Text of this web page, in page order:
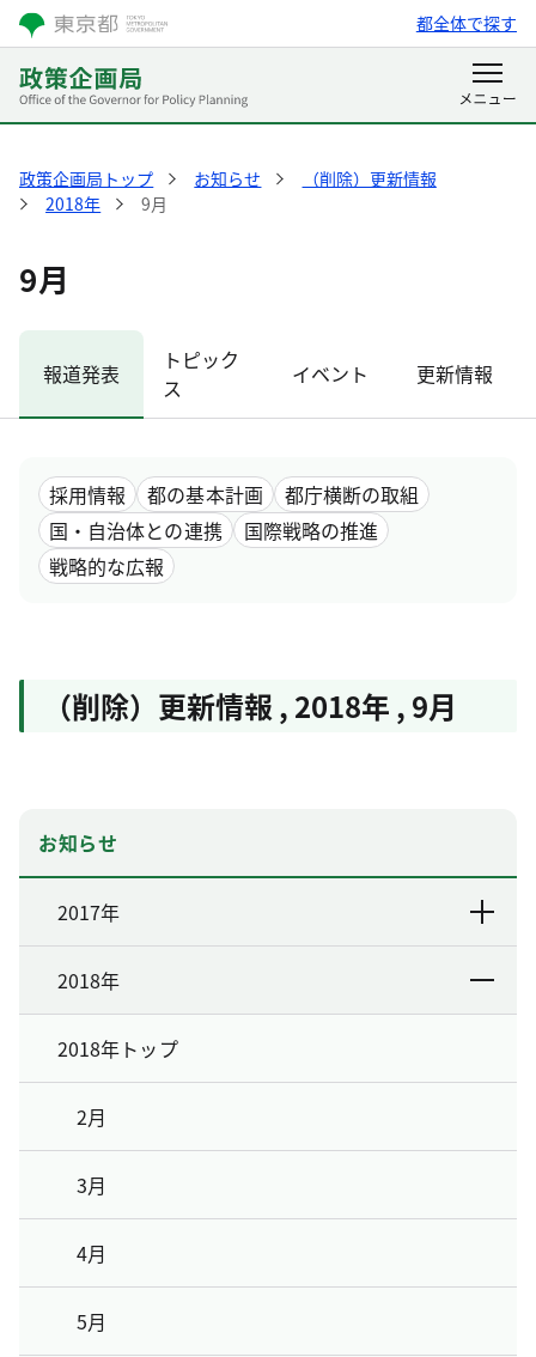
都全体で探す
政策企画局トップ お知らせ
（削除）更新情報
2018年
9月
9月
報道発表
トピック
ス
イベント 更新情報
採用情報 都の基本計画
都庁横断の取組
国・自治体との連携
国際戦略の推進
戦略的な広報
（削除）更新情報 , 2018年 , 9月
お知らせ
2017年
2018年
2018年トップ
2月
3月
4月
5月